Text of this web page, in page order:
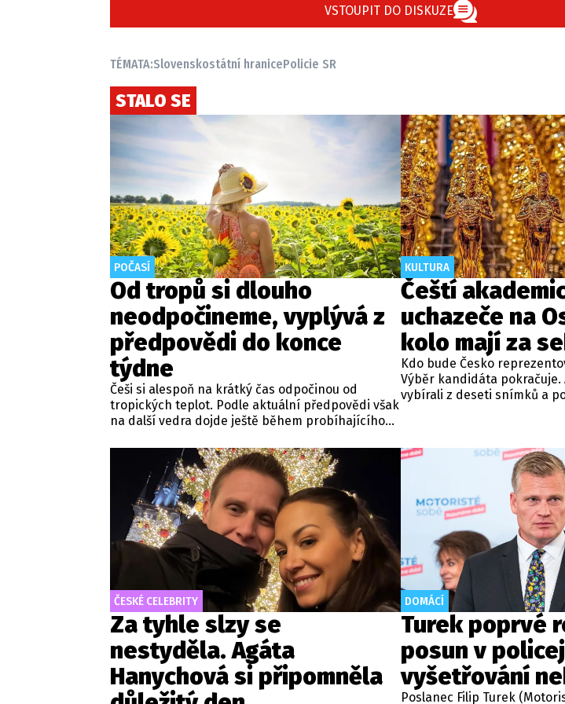
VSTOUPIT DO DISKUZE
TÉMATA:Slovenskostátní hranicePolicie SR
STALO SE
POČASÍ
Od tropů si dlouho
neodpočineme, vyplývá z
předpovědi do konce
týdne
Češi si alespoň na krátký čas odpočinou od
tropických teplot. Podle aktuální předpovědi však
na další vedra dojde ještě během probíhajícího
přes 30 stupňů.
KULTURA
Čeští
uchazeče na
kolo mají za
Kdo bude Česko
Výběr kandidáta pokračuje.
vybírali z deseti snímků a
ČESKÉ CELEBRITY
Za tyhle slzy se
nestyděla. Agáta
Hanychová si připomněla
DOMÁCÍ
Turek poprvé
posun v
vyšetřování
Poslanec Filip Turek